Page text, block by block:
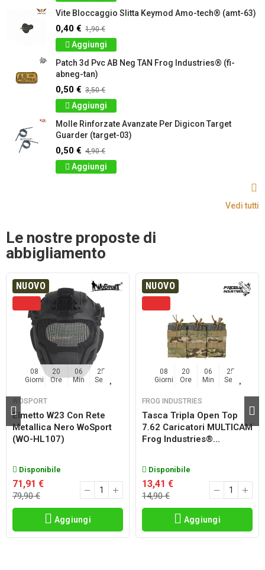
Vite Bloccaggio Slitta Keymod Amo-tech® (amt-63)
0,40 € 1,90 €
Aggiungi
Patch 3d Pvc AB Neg TAN Frog Industries® (fi-
abneg-tan)
0,50 € 3,50 €
Aggiungi
Molle Rinforzate Avanzate Per Digicon Target
Guarder (target-03)
0,50 € 4,90 €
Aggiungi
Vedi tutti
Le nostre proposte di
abbigliamento
NUOVO
08
Giorni
20
Ore
06
Min
25
Sec
WOSPORT
Elmetto W23 Con Rete
Metallica Nero WoSport
(WO-HL107)
Disponibile
71,91 €
79,90 €
Aggiungi
NUOVO
08
Giorni
20
Ore
06
Min
25
Sec
FROG INDUSTRIES
Tasca Tripla Open Top
7.62 Caricatori MULTICAM
Frog Industries®...
Disponibile
13,41 €
14,90 €
Aggiungi